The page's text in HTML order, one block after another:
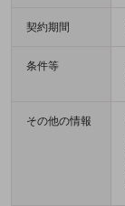
契約期間
条件等
その他の情報